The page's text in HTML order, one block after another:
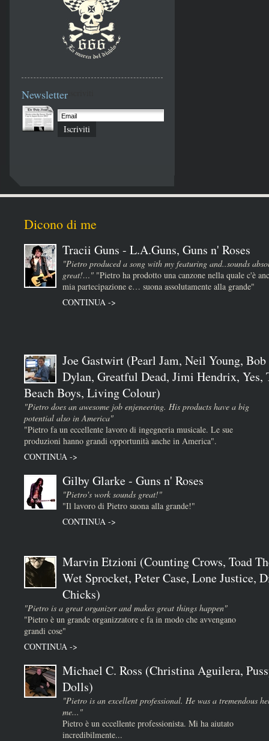
Newsletter
Iscriviti
Dicono di me
Tracii Guns - L.A.Guns, Guns n' Roses
"Pietro produced a song with my featuring and..sounds
great!…" "Pietro ha prodotto una canzone nella quale c'è
mia partecipazione e… suona assolutamente alla grande"
CONTINUA ->
Joe Gastwirt (Pearl Jam, Neil Young, Bob
Dylan, Greatful Dead, Jimi Hendrix, Yes,
Beach Boys, Living Colour)
"Pietro does an awesome job enjeneering. His products have a big
potential also in America"
"Pietro fa un eccellente lavoro di ingegneria musicale. Le sue
produzioni hanno grandi opportunità anche in America".
CONTINUA ->
Gilby Glarke - Guns n' Roses
"Pietro's work sounds great!"
"Il lavoro di Pietro suona alla grande!"
CONTINUA ->
Marvin Etzioni (Counting Crows, Toad
Wet Sprocket, Peter Case, Lone Justice,
Chicks)
"Pietro is a great organizer and makes great things happen"
"Pietro è un grande organizzatore e fa in modo che avvengano
grandi cose"
CONTINUA ->
Michael C. Ross (Christina Aguilera,
Dolls)
"Pietro is an excellent professional. He was a tremendous
me..."
Pietro è un eccellente professionista. Mi ha aiutato
incredibilmente...